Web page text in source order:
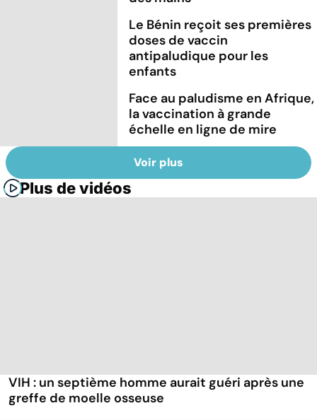
Le Bénin reçoit ses premières
doses de vaccin
antipaludique pour les
enfants
Face au paludisme en Afrique,
la vaccination à grande
échelle en ligne de mire
Voir plus
Plus de vidéos
VIH : un septième homme aurait guéri après une
greffe de moelle osseuse